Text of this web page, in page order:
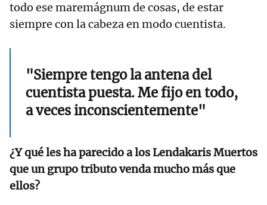
todo ese maremágnum de cosas, de estar
siempre con la cabeza en modo cuentista.
"Siempre tengo la antena del
cuentista puesta. Me fijo en todo,
a veces inconscientemente"
¿Y qué les ha parecido a los Lendakaris Muertos
que un grupo tributo venda mucho más que
ellos?